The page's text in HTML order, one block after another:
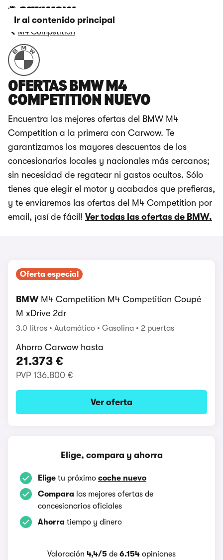
Ir al contenido principal
M4 Competition
OFERTAS BMW M4
COMPETITION NUEVO
Encuentra las mejores ofertas del BMW M4
Competition a la primera con Carwow. Te
garantizamos los mayores descuentos de los
concesionarios locales y nacionales más cercanos;
sin necesidad de regatear ni gastos ocultos. Sólo
tienes que elegir el motor y acabados que prefieras,
y te enviaremos las ofertas del M4 Competition por
email, ¡así de fácil! Ver todas las ofertas de BMW.
Oferta especial
BMW M4 Competition M4 Competition Coupé
M xDrive 2dr
3.0 litros Automático Gasolina 2 puertas
Ahorro Carwow hasta
21.373 €
PVP 136.800 €
Ver oferta
Elige, compara y ahorra
Elige tu próximo coche nuevo
Compara las mejores ofertas de
concesionarios oficiales
Ahorra tiempo y dinero
Valoración 4,4/5 de 6.154 opiniones